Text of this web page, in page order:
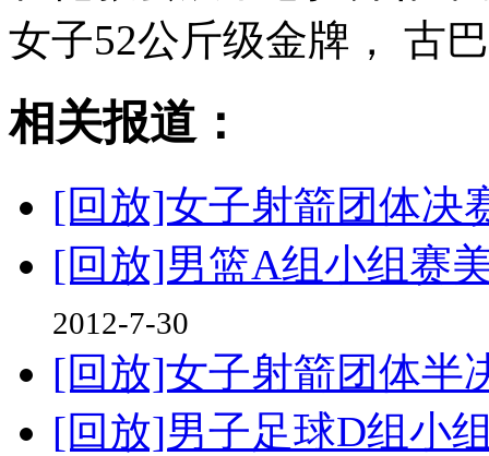
女子52公斤级金牌， 古
相关报道：
[回放]女子射箭团体决
[回放]男篮A组小组赛
2012-7-30
[回放]女子射箭团体半
[回放]男子足球D组小